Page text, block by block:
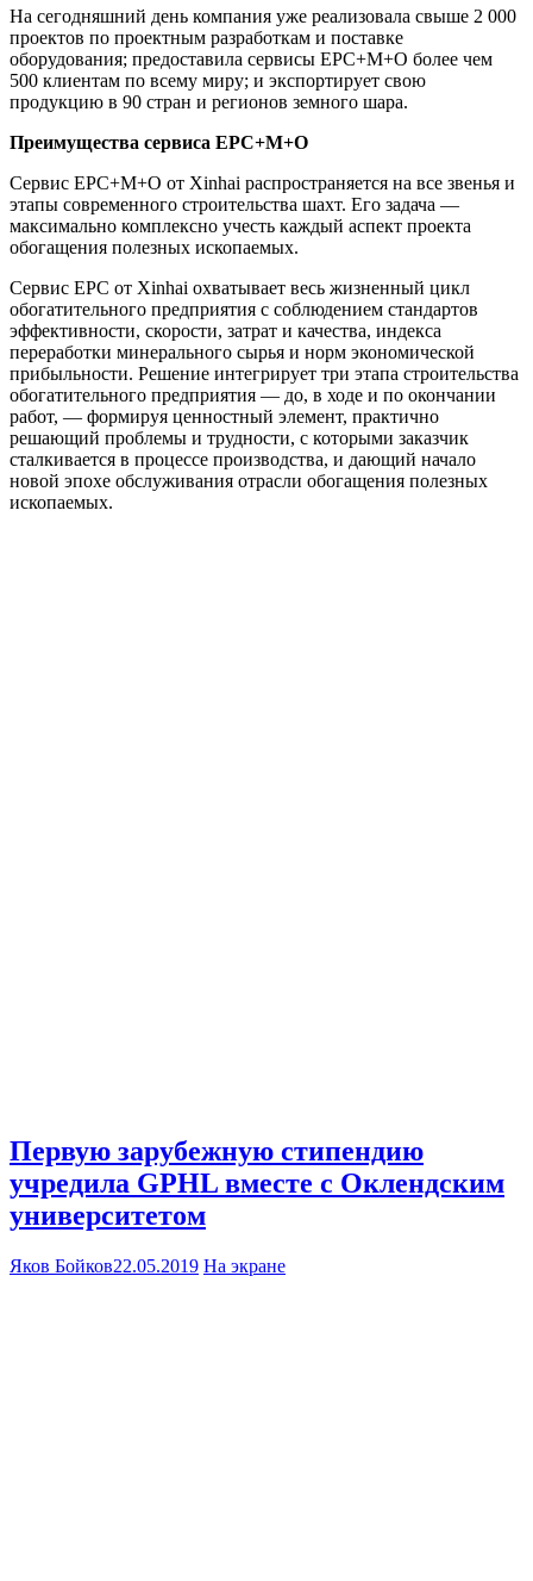
На сегодняшний день компания уже реализовала свыше 2 000
проектов по проектным разработкам и поставке
оборудования; предоставила сервисы EPC+M+O более чем
500 клиентам по всему миру; и экспортирует свою
продукцию в 90 стран и регионов земного шара.
Преимущества сервиса EPC+M+O
Сервис EPC+M+O от Xinhai распространяется на все звенья и
этапы современного строительства шахт. Его задача —
максимально комплексно учесть каждый аспект проекта
обогащения полезных ископаемых.
Сервис ЕРС от Xinhai охватывает весь жизненный цикл
обогатительного предприятия с соблюдением стандартов
эффективности, скорости, затрат и качества, индекса
переработки минерального сырья и норм экономической
прибыльности. Решение интегрирует три этапа строительства
обогатительного предприятия — до, в ходе и по окончании
работ, — формируя ценностный элемент, практично
решающий проблемы и трудности, с которыми заказчик
сталкивается в процессе производства, и дающий начало
новой эпохе обслуживания отрасли обогащения полезных
ископаемых.
Первую зарубежную стипендию
учредила GPHL вместе с Оклендским
университетом
Яков Бойков22.05.2019 На экране